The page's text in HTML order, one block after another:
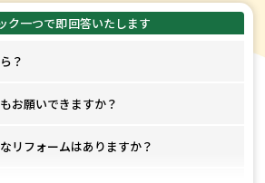
？
お願いできますか？
リフォームはありますか？